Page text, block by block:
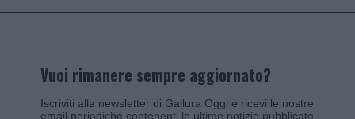
Vuoi rimanere sempre aggiornato?
Iscriviti alla newsletter di Gallura Oggi e ricevi le nostre
email periodiche contenenti le ultime notizie pubblicate